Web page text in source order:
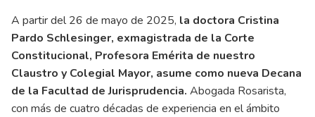
A partir del 26 de mayo de 2025, la doctora Cristina
Pardo Schlesinger, exmagistrada de la Corte
Constitucional, Profesora Emérita de nuestro
Claustro y Colegial Mayor, asume como nueva Decana
de la Facultad de Jurisprudencia. Abogada Rosarista,
con más de cuatro décadas de experiencia en el ámbito